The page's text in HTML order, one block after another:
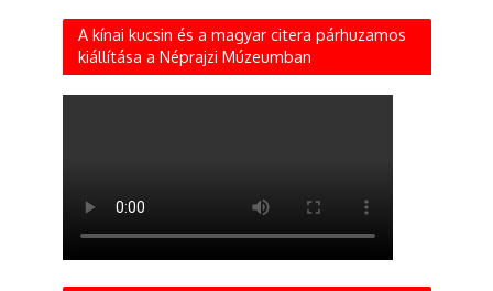
A kínai kucsin és a magyar citera párhuzamos
kiállítása a Néprajzi Múzeumban